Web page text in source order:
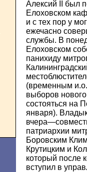
Алексий II был
Елоховском
и с тех пор у
ежечасно
службы. В
Елоховском
панихиду
(временным
выборов
состояться на
января).
патриархии
Боровским
Крутицким и
который после
вступил в